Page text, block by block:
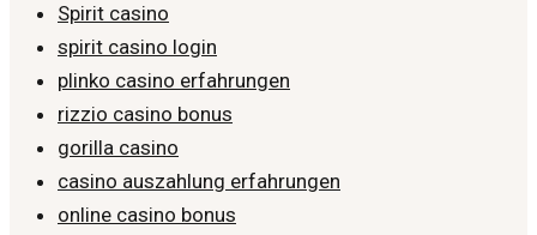
Spirit casino
spirit casino login
plinko casino erfahrungen
rizzio casino bonus
gorilla casino
casino auszahlung erfahrungen
online casino bonus